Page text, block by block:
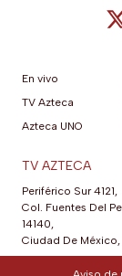
En vivo
TV Azteca
Azteca UNO
TV AZTECA
Periférico Sur 4121,
Col. Fuentes Del
14140,
Ciudad De México,